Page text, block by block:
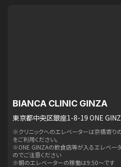
BIANCA CLINIC GINZA
東京都中央区銀座1-8-19 ONE
※クリニックへのエレベーターは京橋寄り
をご利用ください。
※ONE GINZAの飲食店等が入るエレベー
のでご注意ください
※朝のエレベーターの稼働は9:50〜です